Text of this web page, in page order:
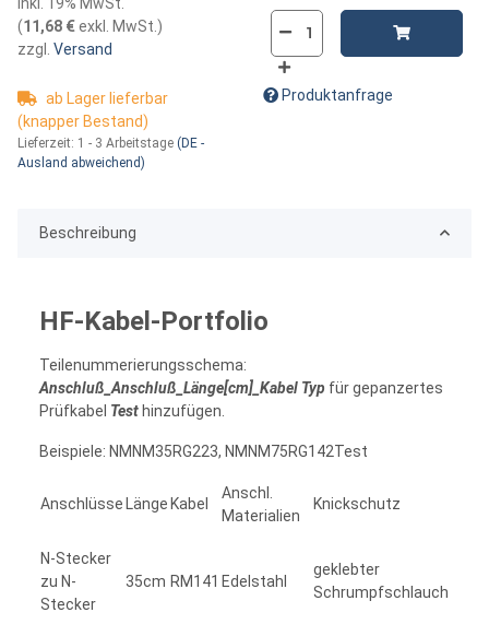
(11,68 €exkl. MwSt. )
zzgl.
Versand
ab Lager lieferbar
(knapper Bestand)
Lieferzeit: 1 - 3 Arbeitstage (DE -
Ausland abweichend)
Produktanfrage
Beschreibung
HF-Kabel-Portfolio
Teilenummerierungsschema:
Anschluß_Anschluß_Länge[cm]_Kabel Typ für gepanzertes
Prüfkabel Test hinzufügen.
Beispiele: NMNM35RG223, NMNM75RG142Test
Anschlüsse Länge Kabel
Anschl.
Materialien
Knickschutz
N-Stecker
zu N-
Stecker
35cm RM141 Edelstahl
geklebter
Schrumpfschlauch